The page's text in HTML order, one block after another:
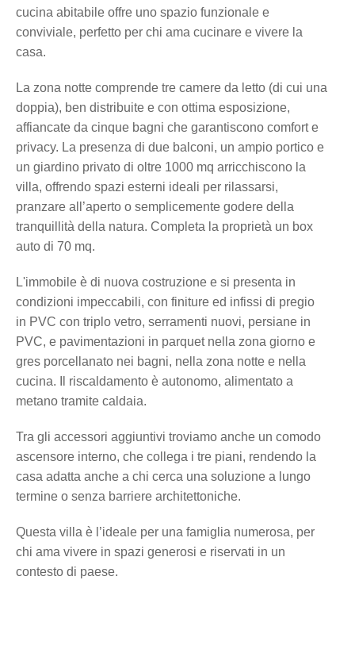
cucina abitabile offre uno spazio funzionale e
conviviale, perfetto per chi ama cucinare e vivere la
casa.
La zona notte comprende tre camere da letto (di cui una
doppia), ben distribuite e con ottima esposizione,
affiancate da cinque bagni che garantiscono comfort e
privacy. La presenza di due balconi, un ampio portico e
un giardino privato di oltre 1000 mq arricchiscono la
villa, offrendo spazi esterni ideali per rilassarsi,
pranzare all’aperto o semplicemente godere della
tranquillità della natura. Completa la proprietà un box
auto di 70 mq.
L'immobile è di nuova costruzione e si presenta in
condizioni impeccabili, con finiture ed infissi di pregio
in PVC con triplo vetro, serramenti nuovi, persiane in
PVC, e pavimentazioni in parquet nella zona giorno e
gres porcellanato nei bagni, nella zona notte e nella
cucina. Il riscaldamento è autonomo, alimentato a
metano tramite caldaia.
Tra gli accessori aggiuntivi troviamo anche un comodo
ascensore interno, che collega i tre piani, rendendo la
casa adatta anche a chi cerca una soluzione a lungo
termine o senza barriere architettoniche.
Questa villa è l’ideale per una famiglia numerosa, per
chi ama vivere in spazi generosi e riservati in un
contesto di paese.